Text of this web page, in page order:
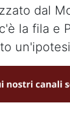
dal
la fila e
un'ipotesi